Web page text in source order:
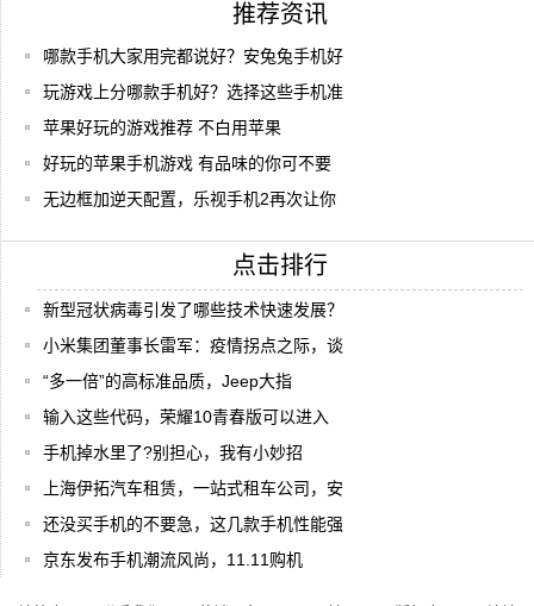
推荐资讯
哪款手机大家用完都说好？安兔兔手机好
玩游戏上分哪款手机好？选择这些手机准
苹果好玩的游戏推荐 不白用苹果
好玩的苹果手机游戏 有品味的你可不要
无边框加逆天配置，乐视手机2再次让你
点击排行
新型冠状病毒引发了哪些技术快速发展？
小米集团董事长雷军：疫情拐点之际，谈
“多一倍”的高标准品质，Jeep大指
输入这些代码，荣耀10青春版可以进入
手机掉水里了?别担心，我有小妙招
上海伊拓汽车租赁，一站式租车公司，安
还没买手机的不要急，这几款手机性能强
京东发布手机潮流风尚，11.11购机